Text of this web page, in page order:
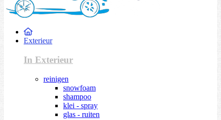
Exterieur
In Exterieur
reinigen
snowfoam
shampoo
klei - spray
glas - ruiten